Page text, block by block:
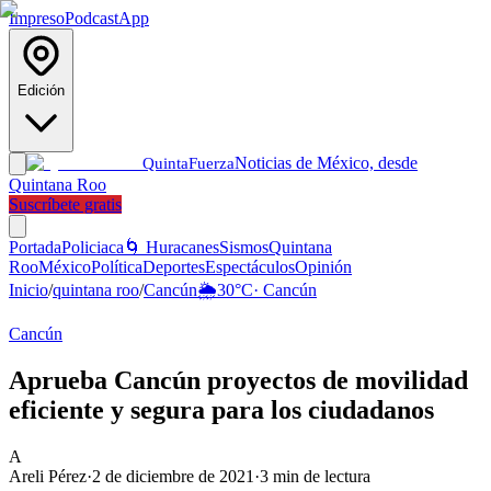
ImpresoPodcastApp
Edición
QuintaFuerzaNoticias de México, desde
Quintana Roo
Suscríbete gratis
PortadaPoliciaca 🌀 HuracanesSismosQuintana
RooMéxicoPolíticaDeportesEspectáculosOpinión
Inicio/quintana roo/Cancún🌦️30°C· Cancún
Cancún
Aprueba Cancún proyectos de movilidad
eficiente y segura para los ciudadanos
A
Areli Pérez·2 de diciembre de 2021 ·3 min de lectura